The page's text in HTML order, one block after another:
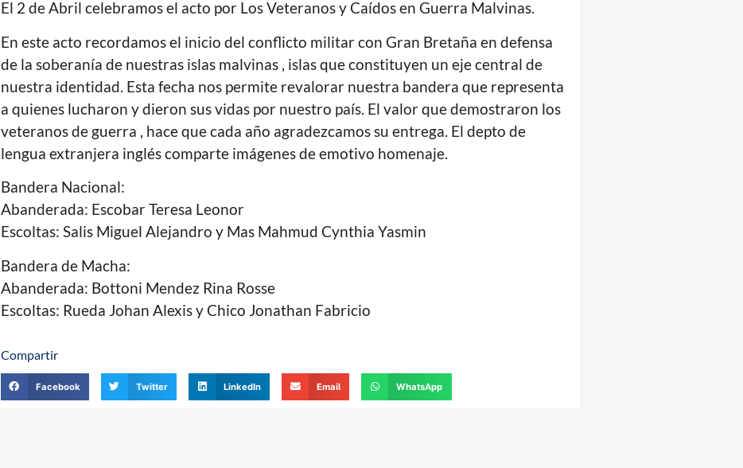
El 2 de Abril celebramos el acto por Los Veteranos y Caídos en Guerra Malvinas.
En este acto recordamos el inicio del conflicto militar con Gran Bretaña en defensa
de la soberanía de nuestras islas malvinas , islas que constituyen un eje central de
nuestra identidad. Esta fecha nos permite revalorar nuestra bandera que representa
a quienes lucharon y dieron sus vidas por nuestro país. El valor que demostraron los
veteranos de guerra , hace que cada año agradezcamos su entrega. El depto de
lengua extranjera inglés comparte imágenes de emotivo homenaje.
Bandera Nacional:
Abanderada: Escobar Teresa Leonor
Escoltas: Salis Miguel Alejandro y Mas Mahmud Cynthia Yasmin
Bandera de Macha:
Abanderada: Bottoni Mendez Rina Rosse
Escoltas: Rueda Johan Alexis y Chico Jonathan Fabricio
Compartir
Facebook Twitter LinkedIn Email WhatsApp